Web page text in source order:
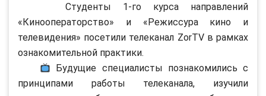
Студенты 1-го курса направлений
«Кинооператорство» и «Режиссура кино и
телевидения» посетили телеканал ZorTV в рамках
ознакомительной практики.
Будущие специалисты познакомились с
принципами работы телеканала, изучили